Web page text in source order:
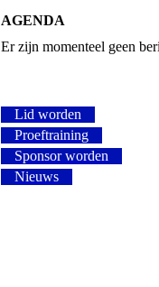
AGENDA
Er zijn momenteel geen
Lid worden
Proeftraining
Sponsor worden
Nieuws